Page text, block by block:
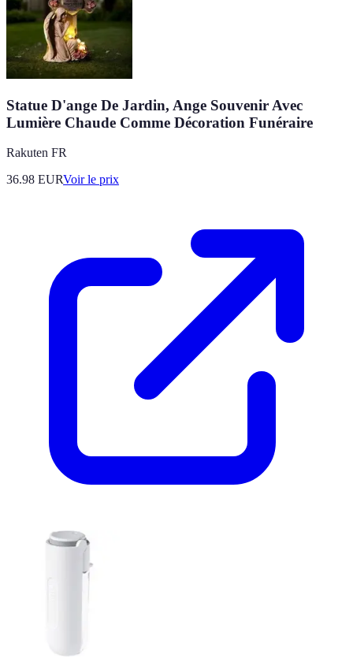
Statue D'ange De Jardin, Ange Souvenir Avec
Lumière Chaude Comme Décoration Funéraire
Rakuten FR
36.98 EURVoir le prix